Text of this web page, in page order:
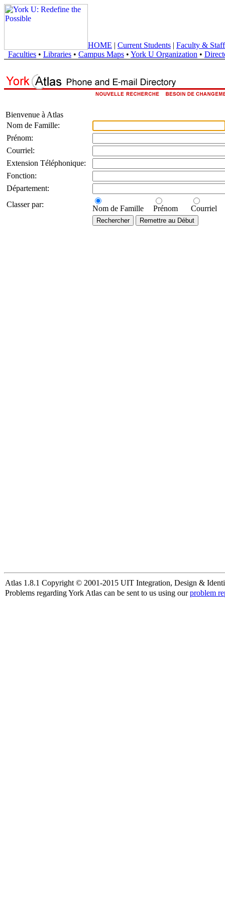
HOME | Current Students | Faculty & Staff
Faculties • Libraries • Campus Maps • York U Organization •
Bienvenue à Atlas
Nom de Famille:
Prénom:
Courriel:
Extension Téléphonique:
Fonction:
Département:
Classer par:
Nom de Famille Prénom Courriel
Atlas 1.8.1 Copyright © 2001-2015 UIT Integration, Design &
Problems regarding York Atlas can be sent to us using ourproblem